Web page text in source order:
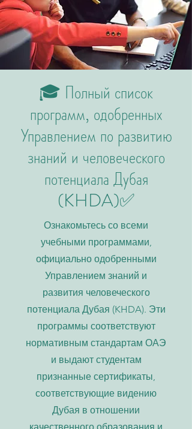
🎓 Полный список
программ, одобренных
Управлением по развитию
знаний и человеческого
потенциала Дубая
(KHDA)✅
Ознакомьтесь со всеми
учебными программами,
официально одобренными
Управлением знаний и
развития человеческого
потенциала Дубая (KHDA). Эти
программы соответствуют
нормативным стандартам ОАЭ
и выдают студентам
признанные сертификаты,
соответствующие видению
Дубая в отношении